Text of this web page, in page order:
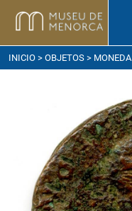
llegar
INICIO > OBJETOS > MONEDA